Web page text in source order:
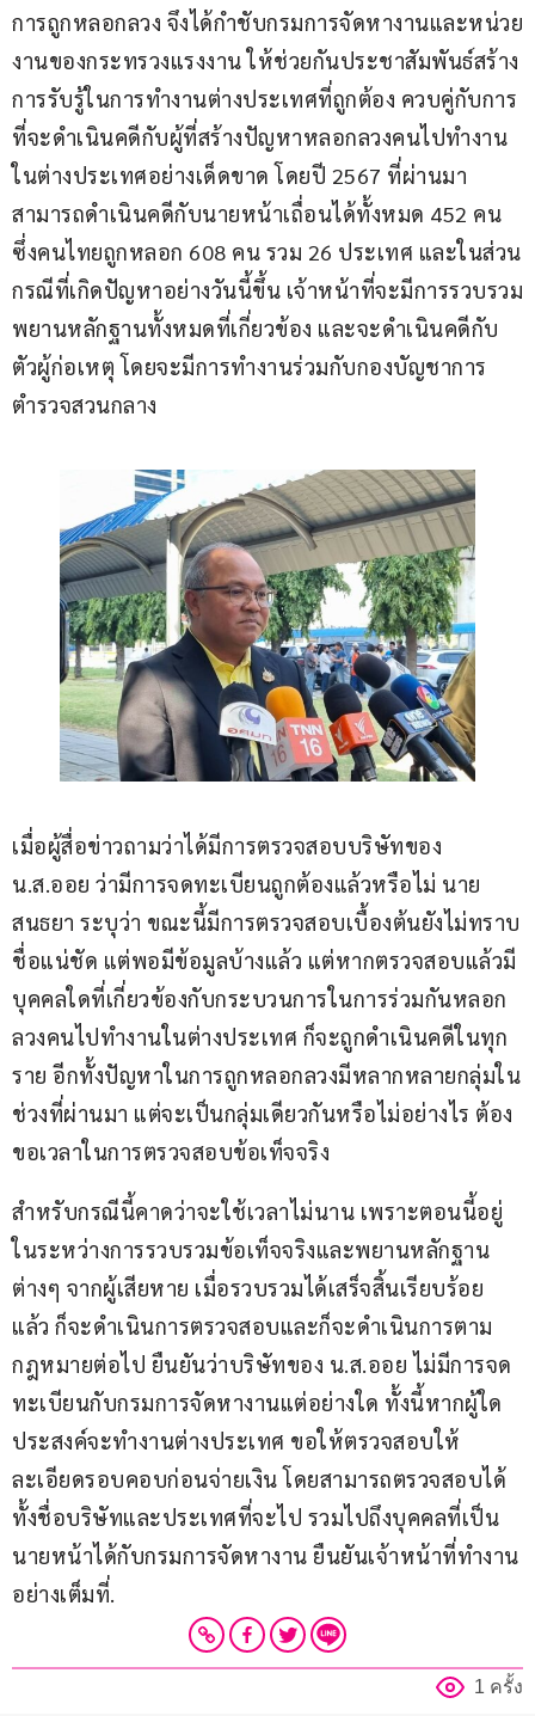
การถูกหลอกลวง จึงได้กำชับกรมการจัดหางานและหน่วย
งานของกระทรวงแรงงาน ให้ช่วยกันประชาสัมพันธ์สร้าง
การรับรู้ในการทำงานต่างประเทศที่ถูกต้อง ควบคู่กับการ
ที่จะดำเนินคดีกับผู้ที่สร้างปัญหาหลอกลวงคนไปทำงาน
ในต่างประเทศอย่างเด็ดขาด โดยปี 2567 ที่ผ่านมา
สามารถดำเนินคดีกับนายหน้าเถื่อนได้ทั้งหมด 452 คน
ซึ่งคนไทยถูกหลอก 608 คน รวม 26 ประเทศ และในส่วน
กรณีที่เกิดปัญหาอย่างวันนี้ขึ้น เจ้าหน้าที่จะมีการรวบรวม
พยานหลักฐานทั้งหมดที่เกี่ยวข้อง และจะดำเนินคดีกับ
ตัวผู้ก่อเหตุ โดยจะมีการทำงานร่วมกับกองบัญชาการ
ตำรวจสวนกลาง
เมื่อผู้สื่อข่าวถามว่าได้มีการตรวจสอบบริษัทของ
น.ส.ออย ว่ามีการจดทะเบียนถูกต้องแล้วหรือไม่ นาย
สนธยา ระบุว่า ขณะนี้มีการตรวจสอบเบื้องต้นยังไม่ทราบ
ชื่อแน่ชัด แต่พอมีข้อมูลบ้างแล้ว แต่หากตรวจสอบแล้วมี
บุคคลใดที่เกี่ยวข้องกับกระบวนการในการร่วมกันหลอก
ลวงคนไปทำงานในต่างประเทศ ก็จะถูกดำเนินคดีในทุก
ราย อีกทั้งปัญหาในการถูกหลอกลวงมีหลากหลายกลุ่มใน
ช่วงที่ผ่านมา แต่จะเป็นกลุ่มเดียวกันหรือไม่อย่างไร ต้อง
ขอเวลาในการตรวจสอบข้อเท็จจริง
สำหรับกรณีนี้คาดว่าจะใช้เวลาไม่นาน เพราะตอนนี้อยู่
ในระหว่างการรวบรวมข้อเท็จจริงและพยานหลักฐาน
ต่างๆ จากผู้เสียหาย เมื่อรวบรวมได้เสร็จสิ้นเรียบร้อย
แล้ว ก็จะดำเนินการตรวจสอบและก็จะดำเนินการตาม
กฎหมายต่อไป ยืนยันว่าบริษัทของ น.ส.ออย ไม่มีการจด
ทะเบียนกับกรมการจัดหางานแต่อย่างใด ทั้งนี้หากผู้ใด
ประสงค์จะทำงานต่างประเทศ ขอให้ตรวจสอบให้
ละเอียดรอบคอบก่อนจ่ายเงิน โดยสามารถตรวจสอบได้
ทั้งชื่อบริษัทและประเทศที่จะไป รวมไปถึงบุคคลที่เป็น
นายหน้าได้กับกรมการจัดหางาน ยืนยันเจ้าหน้าที่ทำงาน
อย่างเต็มที่.
1 ครั้ง